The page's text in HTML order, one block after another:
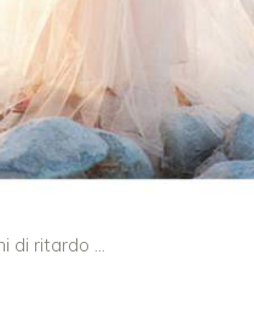
di ritardo